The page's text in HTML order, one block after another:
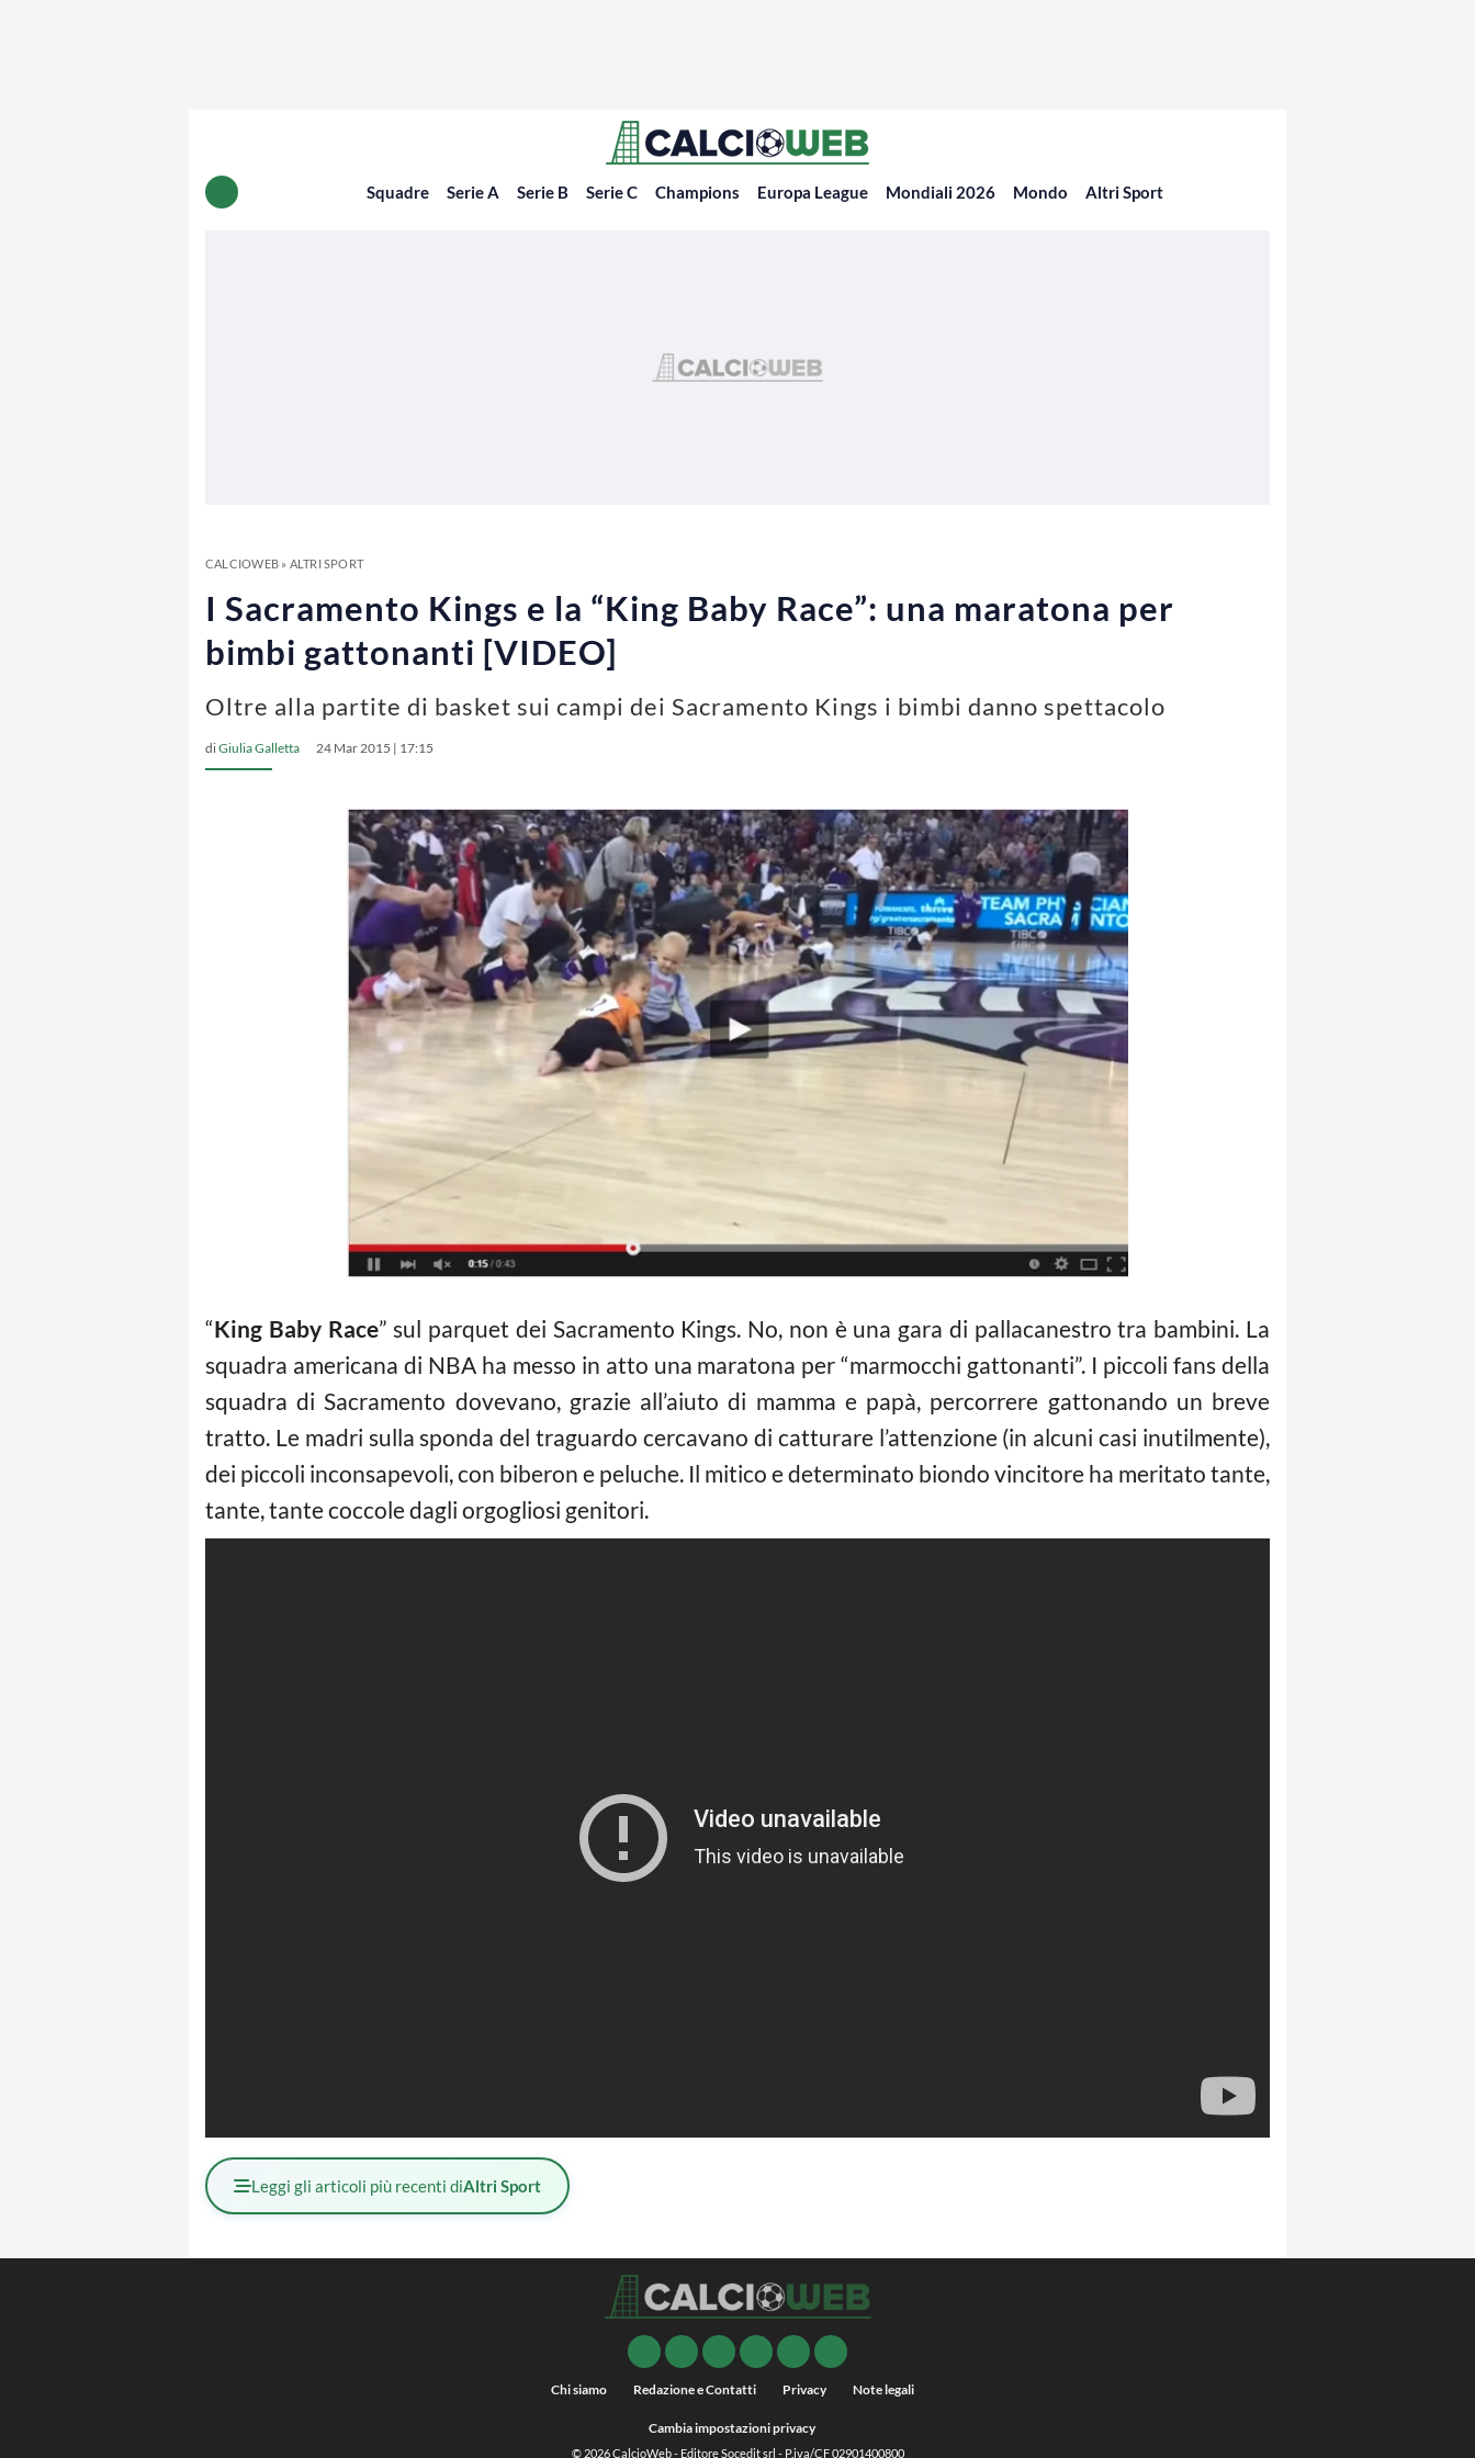
Squadre Serie A Serie B Serie C Champions Europa League Mondiali 2026 Mondo Altri Sport
CALCIOWEB» ALTRI SPORT
I Sacramento Kings e la “King Baby Race”: una maratona per
bimbi gattonanti [VIDEO]
Oltre alla partite di basket sui campi dei Sacramento Kings i bimbi danno spettacolo
diGiulia Galletta 24 Mar 2015 | 17:15
“King Baby Race” sul parquet dei Sacramento Kings. No, non è una gara di pallacanestro tra bambini. La
squadra americana di NBA ha messo in atto una maratona per “marmocchi gattonanti”. I piccoli fans della
squadra di Sacramento dovevano, grazie all’aiuto di mamma e papà, percorrere gattonando un breve
tratto. Le madri sulla sponda del traguardo cercavano di catturare l’attenzione (in alcuni casi inutilmente),
dei piccoli inconsapevoli, con biberon e peluche. Il mitico e determinato biondo vincitore ha meritato tante,
tante, tante coccole dagli orgogliosi genitori.
Leggi gli articoli più recenti diAltri Sport
Chi siamo Redazione e Contatti Privacy Note legali
Cambia impostazioni privacy
© 2026CalcioWeb- Editore Socedit srl - P.iva/CF 02901400800